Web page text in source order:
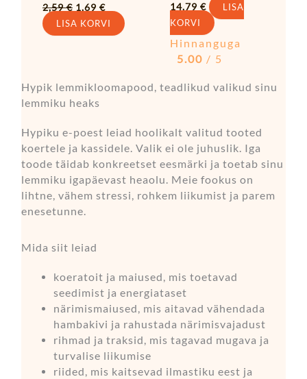
2,59€ 1,69 €
LISA KORVI
14,79 €
LISA
KORVI
Hinnanguga
5.00 / 5
Hypik lemmikloomapood, teadlikud valikud sinu
lemmiku heaks
Hypiku e-poest leiad hoolikalt valitud tooted
koertele ja kassidele. Valik ei ole juhuslik. Iga
toode täidab konkreetset eesmärki ja toetab sinu
lemmiku igapäevast heaolu. Meie fookus on
lihtne, vähem stressi, rohkem liikumist ja parem
enesetunne.
Mida siit leiad
koeratoit ja maiused, mis toetavad
seedimist ja energiataset
närimismaiused, mis aitavad vähendada
hambakivi ja rahustada närimisvajadust
rihmad ja traksid, mis tagavad mugava ja
turvalise liikumise
riided, mis kaitsevad ilmastiku eest ja